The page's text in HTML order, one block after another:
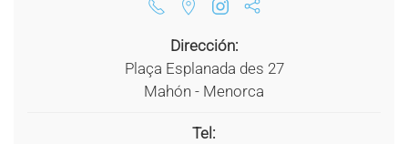
Dirección:
Plaça Esplanada des 27
Mahón - Menorca
Tel: